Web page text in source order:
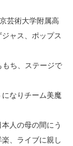
芸術大学附属高
ャス、ポップス
もち、ステージで
なりチーム美魔
人の母の間にう
、ライブに親し